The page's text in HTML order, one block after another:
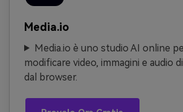
Media.io
Media.io è uno studio AI online
modificare video, immagini e audio
dal browser.